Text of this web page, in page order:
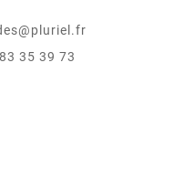
35 39 73